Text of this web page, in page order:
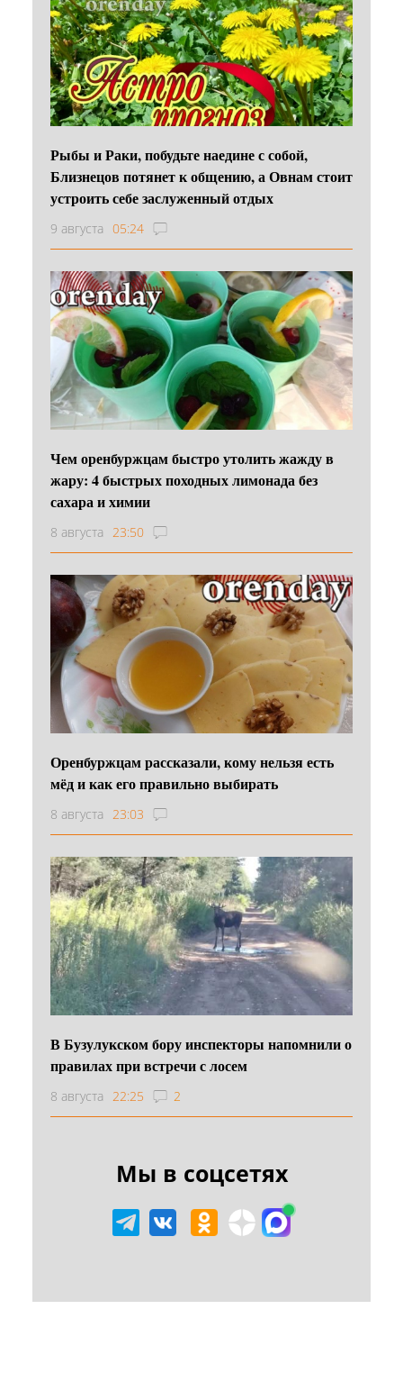
Рыбы и Раки, побудьте наедине с собой,
Близнецов потянет к общению, а Овнам стоит
устроить себе заслуженный отдых
9 августа 05:24
Чем оренбуржцам быстро утолить жажду в
жару: 4 быстрых походных лимонада без
сахара и химии
8 августа 23:50
Оренбуржцам рассказали, кому нельзя есть
мёд и как его правильно выбирать
8 августа 23:03
В Бузулукском бору инспекторы напомнили о
правилах при встречи с лосем
8 августа 22:25 2
Мы в соцсетях